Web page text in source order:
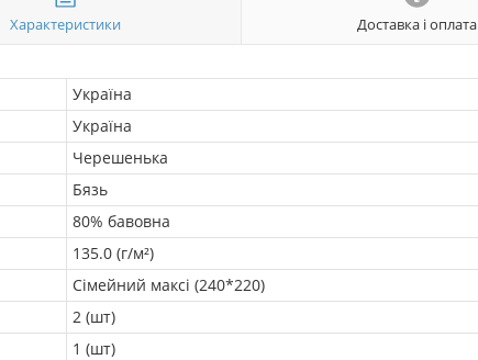
Характеристики Доставка і оплата
Україна
Україна
Черешенька
Бязь
80% бавовна
135.0 (г/м²)
Сімейний максі (240*220)
2 (шт)
1 (шт)